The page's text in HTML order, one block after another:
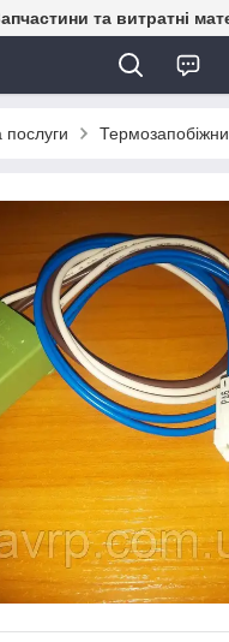
та витратні
послуги